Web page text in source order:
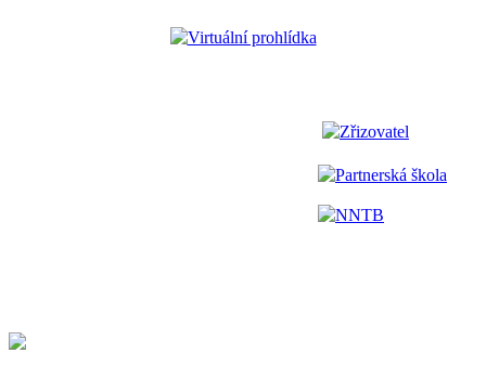
Virtuální prohlídka
Zřizovatel
Partnerská škola
NNTB